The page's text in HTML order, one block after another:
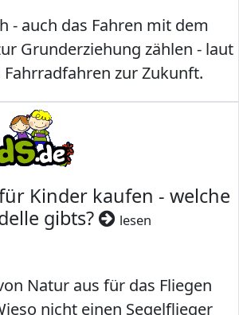
- auch das Fahren mit dem
Grunderziehung zählen - laut
zur Zukunft.
Kinder kaufen - welche
gibts?
lesen
Natur aus für das Fliegen
nicht einen Segelflieger